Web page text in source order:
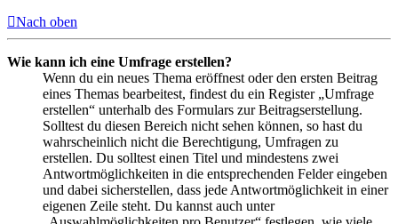
Nach oben
Wie kann ich eine Umfrage erstellen?
Wenn du ein neues Thema eröffnest oder den ersten Beitrag
eines Themas bearbeitest, findest du ein Register „Umfrage
erstellen“ unterhalb des Formulars zur Beitragserstellung.
Solltest du diesen Bereich nicht sehen können, so hast du
wahrscheinlich nicht die Berechtigung, Umfragen zu
erstellen. Du solltest einen Titel und mindestens zwei
Antwortmöglichkeiten in die entsprechenden Felder eingeben
und dabei sicherstellen, dass jede Antwortmöglichkeit in einer
eigenen Zeile steht. Du kannst auch unter